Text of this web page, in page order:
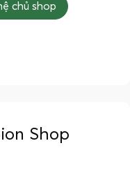
chủ shop
Shop